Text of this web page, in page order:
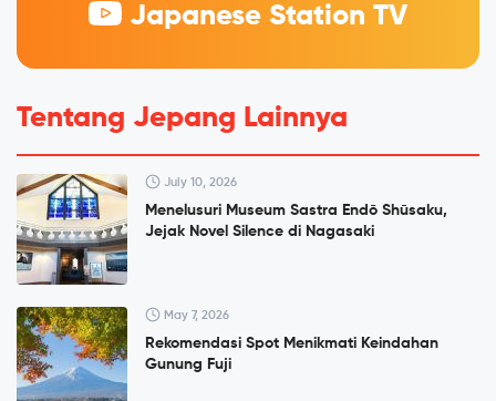
Japanese Station TV
Tentang Jepang Lainnya
July 10, 2026
Menelusuri Museum Sastra Endō Shūsaku,
Jejak Novel Silence di Nagasaki
May 7, 2026
Rekomendasi Spot Menikmati Keindahan
Gunung Fuji